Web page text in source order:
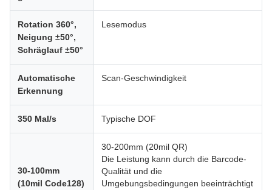
Rotation 360°,
Neigung ±50°,
Schräglauf ±50°
Lesemodus
Automatische
Erkennung
Scan-Geschwindigkeit
350 Mal/s Typische DOF
30-100mm
(10mil Code128)
30-200mm (20mil QR)
Die Leistung kann durch die Barcode-
Qualität und die
Umgebungsbedingungen beeinträchtigt